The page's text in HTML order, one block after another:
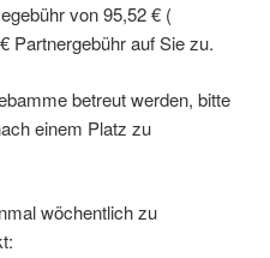
von 95,52 € (
Partnergebühr auf Sie zu.
betreut werden, bitte
einem Platz zu
wöchentlich zu